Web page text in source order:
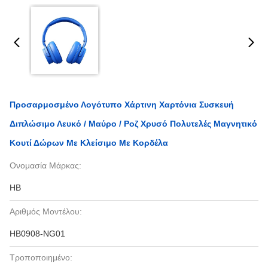
Προσαρμοσμένο Λογότυπο Χάρτινη Χαρτόνια Συσκευή
Διπλώσιμο Λευκό / Μαύρο / Ροζ Χρυσό Πολυτελές Μαγνητικό
Κουτί Δώρων Με Κλείσιμο Με Κορδέλα
Ονομασία Μάρκας:
HB
Αριθμός Μοντέλου:
HB0908-NG01
Τροποποιημένο: